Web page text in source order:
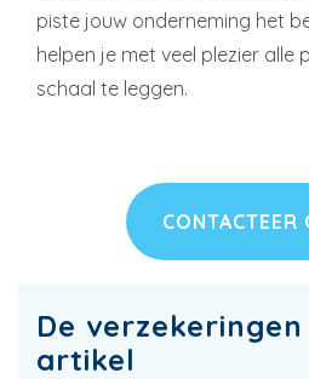
piste jouw onderneming het
helpen je met veel plezier alle
schaal te leggen.
CONTACTEER
De
artikel